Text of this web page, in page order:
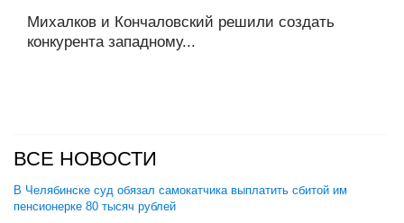
Михалков и Кончаловский решили создать
конкурента западному...
ВСЕ НОВОСТИ
В Челябинске суд обязал самокатчика выплатить сбитой им
пенсионерке 80 тысяч рублей